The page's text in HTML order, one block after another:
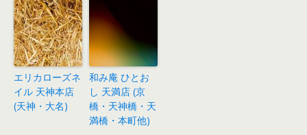
エリカローズネ
イル 天神本店
(天神・大名)
和み庵 ひとお
し 天満店 (京
橋・天神橋・天
満橋・本町他)